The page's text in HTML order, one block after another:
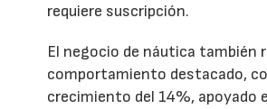
requiere suscripción.
El negocio de náutica también
comportamiento destacado,
crecimiento del 14%, apoyado